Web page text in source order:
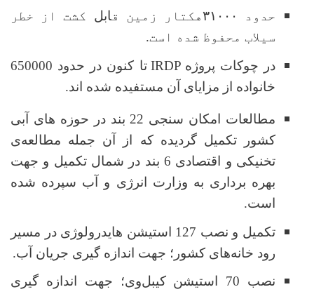
حدود
۳۱۰۰۰هکتار زمین قابل کشت از خطر
سیلاب محفوظ شده است.
در چوکات پروژه IRDP
تا کنون در حدود 650000
خانواده از مزایای آن مستفیده شده اند.
مطالعات امکان سنجی 22 بند در حوزه های آبی
کشور تکمیل گردیده که از آن جمله مطالعه‌ی
تخنیکی و اقتصادی 6 بند در شمال تکمیل و جهت
بهره برداری به وزارت انرژی و آب سپرده شده
است.
تکمیل و نصب 127 استیشن هایدرولوژی در مسیر
رود خانه‌های کشور؛ جهت اندازه گیری جریان آب.
نصب 70 استیشن کیبل‌وی؛ جهت اندازه گیری